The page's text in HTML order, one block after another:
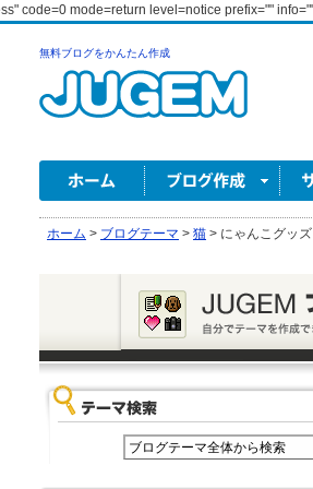
code=0 mode=return level=notice prefix=""
無料ブログをかんたん作成
ホーム > ブログテーマ > 猫 > にゃんこグッズ